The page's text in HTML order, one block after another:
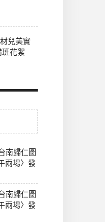
兒美實
班花絮
南歸仁圖
兩場〉發
南歸仁圖
兩場〉發